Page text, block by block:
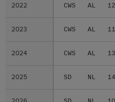
2022 CWS AL
2023 CWS AL
2024 CWS AL
2025 SD NL
2022
2023
2024
2025